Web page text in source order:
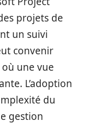
projets de
un suivi
convenir
une vue
L’adoption
du
gestion